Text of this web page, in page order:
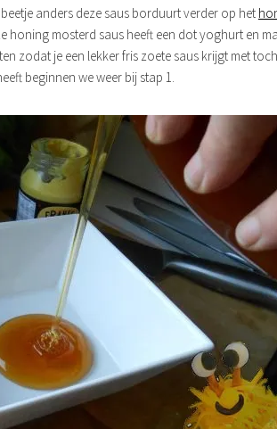
anders deze saus borduurt verder op het
honing mosterd saus heeft een dot yoghurt en
zodat je een lekker fris zoete saus krijgt met
beginnen we weer bij stap 1.